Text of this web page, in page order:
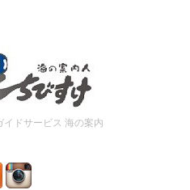
ドサービス 海の案内